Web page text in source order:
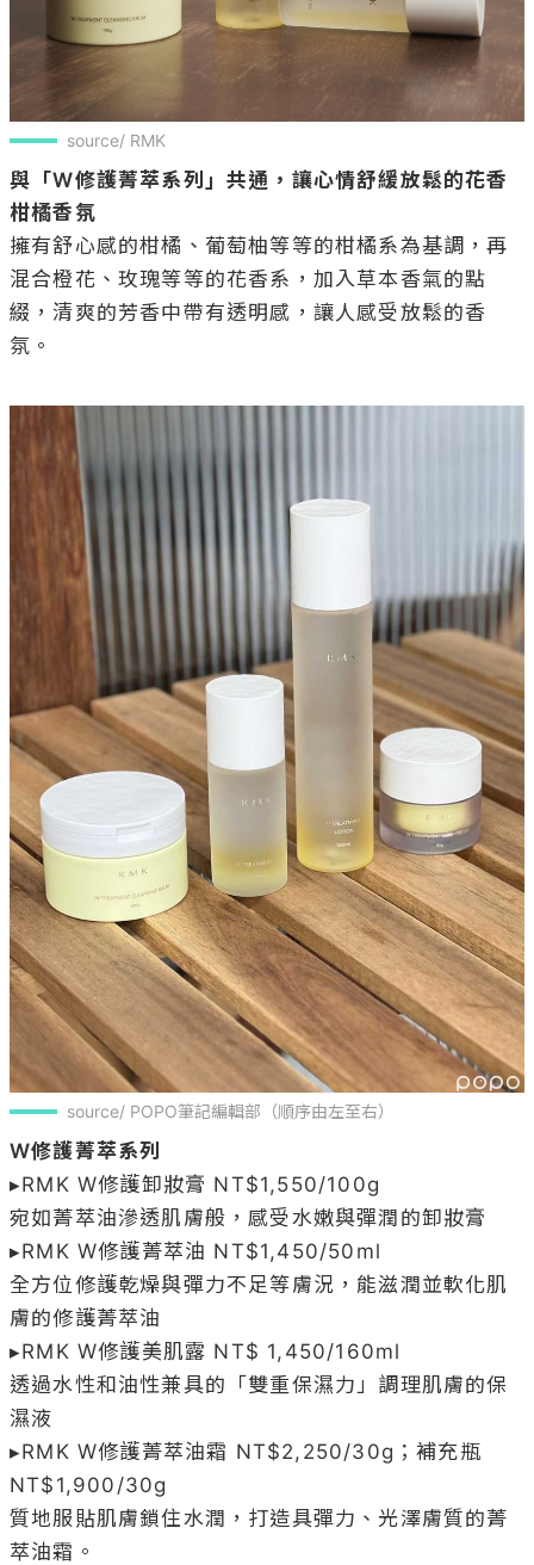
source/ RMK
與「W修護菁萃系列」共通，讓心情舒緩放鬆的花香
柑橘香氛
擁有舒心感的柑橘、葡萄柚等等的柑橘系為基調，再
混合橙花、玫瑰等等的花香系，加入草本香氣的點
綴，清爽的芳香中帶有透明感，讓人感受放鬆的香
氛。
source/ POPO筆記編輯部（順序由左至右）
W修護菁萃系列
▸RMK W修護卸妝膏 NT$1,550/100g
宛如菁萃油滲透肌膚般，感受水嫩與彈潤的卸妝膏
▸RMK W修護菁萃油 NT$1,450/50ml
全方位修護乾燥與彈力不足等膚況，能滋潤並軟化肌
膚的修護菁萃油
▸RMK W修護美肌露 NT$ 1,450/160ml
透過水性和油性兼具的「雙重保濕力」調理肌膚的保
濕液
▸RMK W修護菁萃油霜 NT$2,250/30g；補充瓶
NT$1,900/30g
質地服貼肌膚鎖住水潤，打造具彈力、光澤膚質的菁
萃油霜。